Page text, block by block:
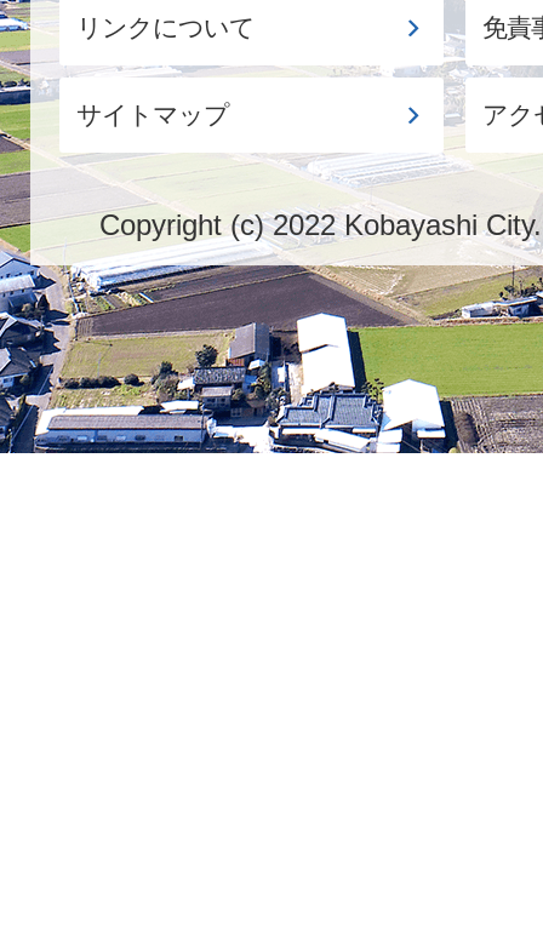
リンクについて 免責
サイトマップ アク
Copyright (c) 2022 Kobayashi